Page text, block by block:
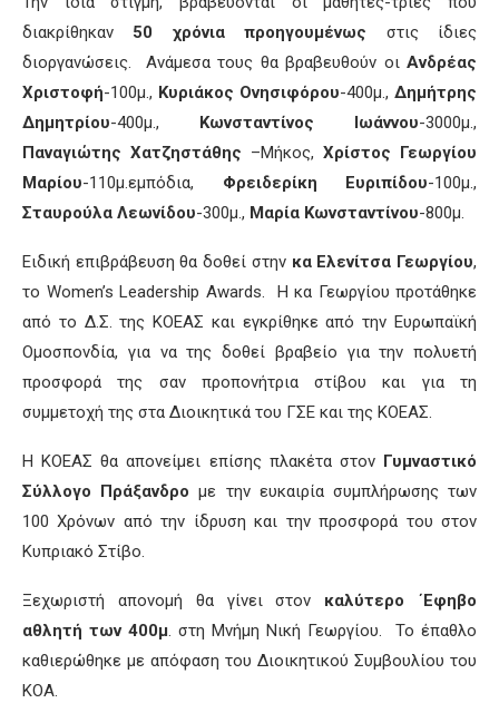
διακρίθηκαν 50 χρόνια προηγουμένως στις ίδιες
διοργανώσεις. Ανάμεσα τους θα βραβευθούν οι Ανδρέας
Χριστοφή-100μ., Κυριάκος Ονησιφόρου-400μ., Δημήτρης
Δημητρίου-400μ., Κωνσταντίνος Ιωάννου-3000μ.,
Παναγιώτης Χατζηστάθης –Μήκος, Χρίστος Γεωργίου
Μαρίου-110μ.εμπόδια, Φρειδερίκη Ευριπίδου-100μ.,
Σταυρούλα Λεωνίδου-300μ., Μαρία Κωνσταντίνου-800μ.
Ειδική επιβράβευση θα δοθεί στην κα Ελενίτσα Γεωργίου,
το Women’s Leadership Awards. Η κα Γεωργίου προτάθηκε
από το Δ.Σ. της ΚΟΕΑΣ και εγκρίθηκε από την Ευρωπαϊκή
Ομοσπονδία, για να της δοθεί βραβείο για την πολυετή
προσφορά της σαν προπονήτρια στίβου και για τη
συμμετοχή της στα Διοικητικά του ΓΣΕ και της ΚΟΕΑΣ.
Η ΚΟΕΑΣ θα απονείμει επίσης πλακέτα στον Γυμναστικό
Σύλλογο Πράξανδρο με την ευκαιρία συμπλήρωσης των
100 Χρόνων από την ίδρυση και την προσφορά του στον
Κυπριακό Στίβο.
Ξεχωριστή απονομή θα γίνει στον καλύτερο ΄Εφηβο
αθλητή των 400μ. στη Μνήμη Νική Γεωργίου. Το έπαθλο
καθιερώθηκε με απόφαση του Διοικητικού Συμβουλίου του
ΚΟΑ.